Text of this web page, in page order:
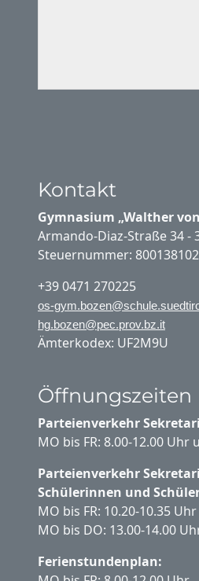
Kontakt
Gymnasium „Walther
Armando-Diaz-Straße 34 -
Steuernummer:
+39 0471 270225
os-
hg.bozen@pec.prov.bz.it
Ämterkodex: UF2M9U
Öffnungszeiten
Parteienverkehr
MO bis FR: 8.00-12.00 Uhr
Parteienverkehr
Schülerinnen und
MO bis FR: 10.20-10.35 Uhr
MO bis DO: 13.00-14.00
Ferienstundenplan: